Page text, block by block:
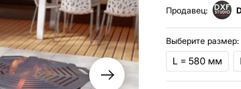
Продавец:
Выберите размер:
L = 580 мм